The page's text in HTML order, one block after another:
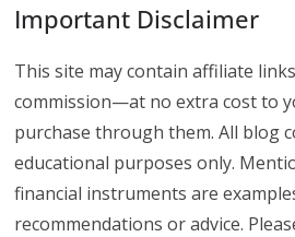
Important Disclaimer
This site may contain affiliate
commission—at no extra cost to
purchase through them. All blog
educational purposes only.
financial instruments are
recommendations or advice.